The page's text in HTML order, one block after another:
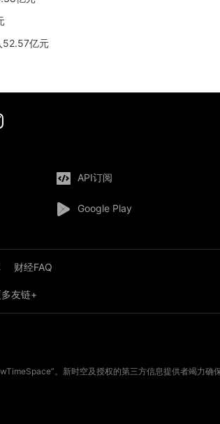
52.57亿元
API订阅
Google Play
财经FAQ
友链+
。新时空及授权的第三方信息提供者竭力确